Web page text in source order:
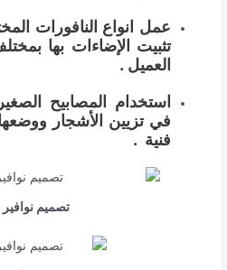
عمل انواع النافورات
تثبيت الإضاءات بها
العميل .
استخدام المصابيح
في تزيين الأشجار
فنية .
تصميم نوافير